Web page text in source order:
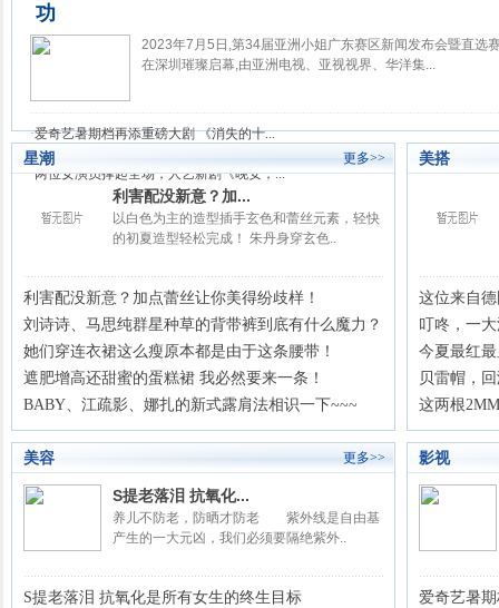
功
2023年7月5日,第34届亚洲小姐广东赛区新闻发布会暨直选
在深圳璀璨启幕,由亚洲电视、亚视视界、华洋集...
·爱奇艺暑期档再添重磅大剧 《消失的十...
·第34届亚洲小姐广东赛区 新闻发布会暨...
·两位女演员撑起全场，人艺新剧《晚安，...
星潮 更多>>
利害配没新意？加...
以白色为主的造型插手玄色和蕾丝元素，轻快
的初夏造型轻松完成！ 朱丹身穿玄色..
利害配没新意？加点蕾丝让你美得纷歧样！
刘诗诗、马思纯群星种草的背带裤到底有什么魔力？
她们穿连衣裙这么瘦原本都是由于这条腰带！
遮肥增高还甜蜜的蛋糕裙 我必然要来一条！
BABY、江疏影、娜扎的新式露肩法相识一下~~~
美搭
这位来自
叮咚，一
今夏最红
贝雷帽，
这两根
美容 更多>>
S提老落泪 抗氧化...
养儿不防老，防晒才防老 紫外线是自由基
产生的一大元凶，我们必须要隔绝紫外..
S提老落泪 抗氧化是所有女生的终生目标
影视
爱奇艺暑